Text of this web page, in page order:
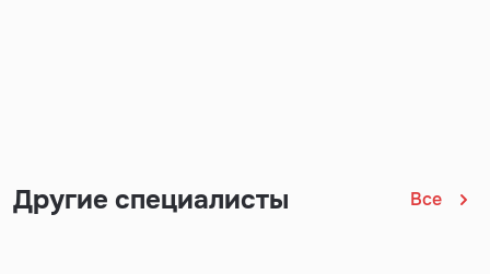
Другие специалисты Все